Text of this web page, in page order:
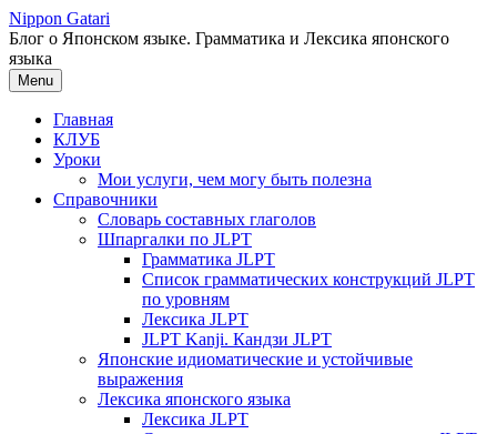
Перейти
к
содержимому
Nippon Gatari
Блог о Японском языке. Грамматика и Лексика японского
языка
Menu
Главная
КЛУБ
Уроки
Мои услуги, чем могу быть полезна
Справочники
Словарь составных глаголов
Шпаргалки по JLPT
Грамматика JLPT
Список грамматических конструкций JLPT
по уровням
Лексика JLPT
JLPT Kanji. Кандзи JLPT
Японские идиоматические и устойчивые
выражения
Лексика японского языка
Лексика JLPT